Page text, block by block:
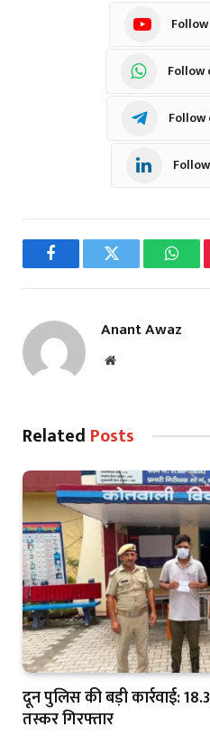
Follow
FacebookTwitter
Anant Awaz
Website
Related Posts
दून पुलिस की बड़ी कार्रवाई:
तस्कर गिरफ्तार